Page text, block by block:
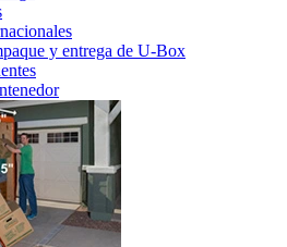
y entrega de U-Box